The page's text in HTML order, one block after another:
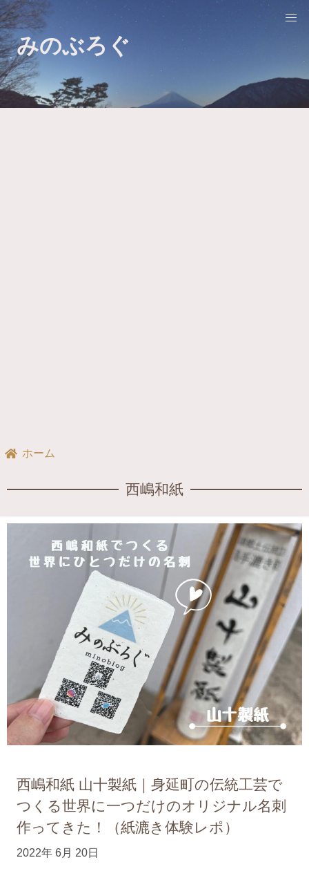
みのぶろぐ
ホーム
西嶋和紙
西嶋和紙 山十製紙｜身延町の伝統工芸で
つくる世界に一つだけのオリジナル名刺
作ってきた！（紙漉き体験レポ）
2022年 6月 20日